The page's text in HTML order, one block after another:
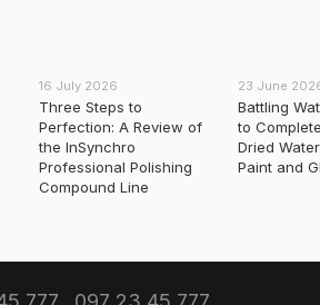
16 July 2026
Three Steps to
Perfection: A Review of
the InSynchro
Professional Polishing
Compound Line
23 June
Battling
to
Dried
Paint and